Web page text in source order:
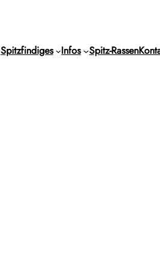
Spitzfindiges Infos Spitz-Rassen